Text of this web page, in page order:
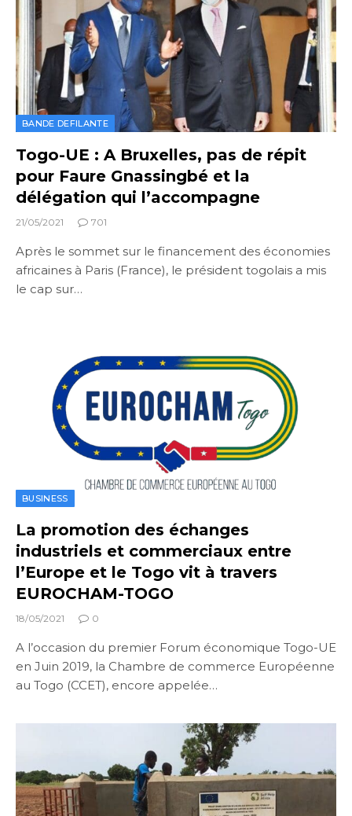
BANDE DEFILANTE
Togo-UE : A Bruxelles, pas de répit
pour Faure Gnassingbé et la
délégation qui l’accompagne
21/05/2021 701
Après le sommet sur le financement des économies
africaines à Paris (France), le président togolais a mis
le cap sur…
BUSINESS
La promotion des échanges
industriels et commerciaux entre
l’Europe et le Togo vit à travers
EUROCHAM-TOGO
18/05/2021 0
A l’occasion du premier Forum économique Togo-UE
en Juin 2019, la Chambre de commerce Européenne
au Togo (CCET), encore appelée…